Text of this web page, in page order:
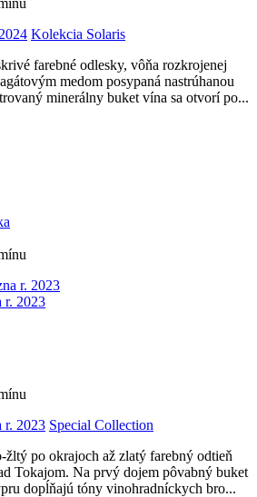
Kolekcia Solaris
farebné odlesky, vôňa rozkrojenej
medom posypaná nastrúhanou
minerálny buket vína sa otvorí po...
r. 2023
r. 2023 Special Collection
po okrajoch až zlatý farebný odtieň
Tokajom. Na prvý dojem pôvabný buket
dopĺňajú tóny vinohradníckych bro...